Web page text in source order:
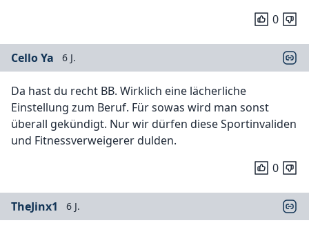
0
Cello Ya 6 J.
Da hast du recht BB. Wirklich eine lächerliche
Einstellung zum Beruf. Für sowas wird man sonst
überall gekündigt. Nur wir dürfen diese Sportinvaliden
und Fitnessverweigerer dulden.
0
TheJinx1 6 J.